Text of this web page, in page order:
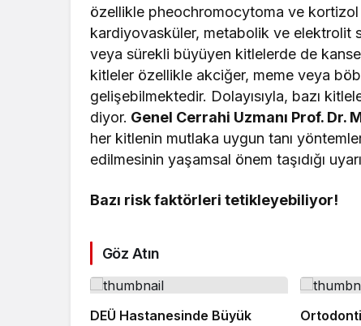
özellikle pheochromocytoma ve
kardiyovasküler, metabolik ve elektrolit
veya sürekli büyüyen kitlelerde de
kitleler özellikle akciğer, meme veya
gelişebilmektedir. Dolayısıyla, bazı
diyor. Genel Cerrahi Uzmanı Prof. Dr.
her kitlenin mutlaka uygun tanı
edilmesinin yaşamsal önem taşıdığı
Bazı risk faktörleri tetikleyebiliyor!
Göz Atın
DEÜ Hastanesinde Büyük